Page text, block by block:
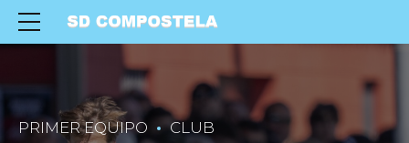
PRIMER EQUIPO CLUB